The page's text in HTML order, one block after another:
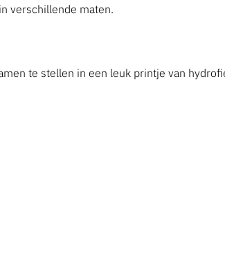
verschillende maten.
te stellen in een leuk printje van